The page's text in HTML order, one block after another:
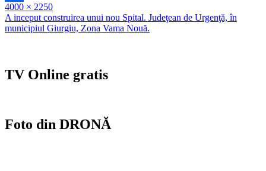
Partajează
Full
size
4000 × 2250
Navigare
în
A inceput construirea unui nou Spital. Judeţean de Urgenţă, în
municipiul Giurgiu, Zona Vama Nouă.
TV Online gratis
Foto din DRONĂ